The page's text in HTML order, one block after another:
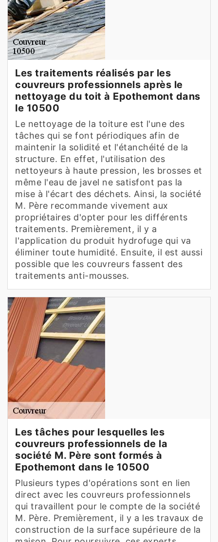
Les traitements réalisés par les
couvreurs professionnels après le
nettoyage du toit à Epothemont dans
le 10500
Le nettoyage de la toiture est l'une des
tâches qui se font périodiques afin de
maintenir la solidité et l'étanchéité de la
structure. En effet, l'utilisation des
nettoyeurs à haute pression, les brosses et
même l'eau de javel ne satisfont pas la
mise à l'écart des déchets. Ainsi, la société
M. Père recommande vivement aux
propriétaires d'opter pour les différents
traitements. Premièrement, il y a
l'application du produit hydrofuge qui va
éliminer toute humidité. Ensuite, il est aussi
possible que les couvreurs fassent des
traitements anti-mousses.
Les tâches pour lesquelles les
couvreurs professionnels de la
société M. Père sont formés à
Epothemont dans le 10500
Plusieurs types d'opérations sont en lien
direct avec les couvreurs professionnels
qui travaillent pour le compte de la société
M. Père. Premièrement, il y a les travaux de
construction de la surface supérieure de la